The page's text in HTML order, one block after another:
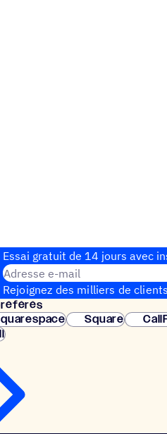
Essai gratuit de 14 jours avec
Adresse e-mail
Rejoignez des milliers de
Configuration instantanée.
Square